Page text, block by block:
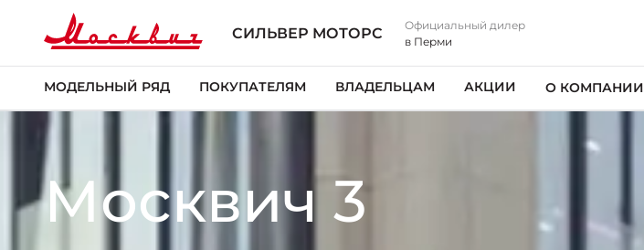
СИЛЬВЕР МОТОРС
Официальный дилер
в Перми
МОДЕЛЬНЫЙ РЯД ПОКУПАТЕЛЯМ ВЛАДЕЛЬЦАМ АКЦИИ О КОМПАНИИ
Москвич 3